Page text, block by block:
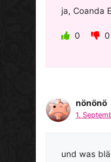
ja, Coanda
0 0
nönönö
1.
und was